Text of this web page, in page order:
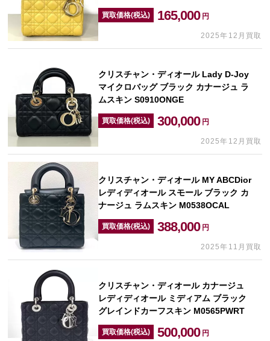
買取価格(税込) 165,000 円
2025年12月買取
クリスチャン・ディオール Lady D-Joy
マイクロバッグ ブラック カナージュ ラ
ムスキン S0910ONGE
買取価格(税込) 300,000 円
2025年12月買取
クリスチャン・ディオール MY ABCDior
レディディオール スモール ブラック カ
ナージュ ラムスキン M0538OCAL
買取価格(税込) 388,000 円
2025年11月買取
クリスチャン・ディオール カナージュ
レディディオール ミディアム ブラック
グレインドカーフスキン M0565PWRT
買取価格(税込) 500,000 円